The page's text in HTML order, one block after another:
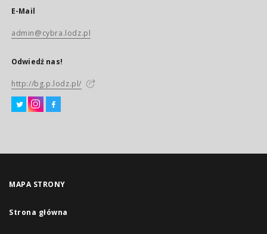
E-Mail
admin@cybra.lodz.pl
Odwiedź nas!
http://bg.p.lodz.pl/
MAPA STRONY
Strona główna